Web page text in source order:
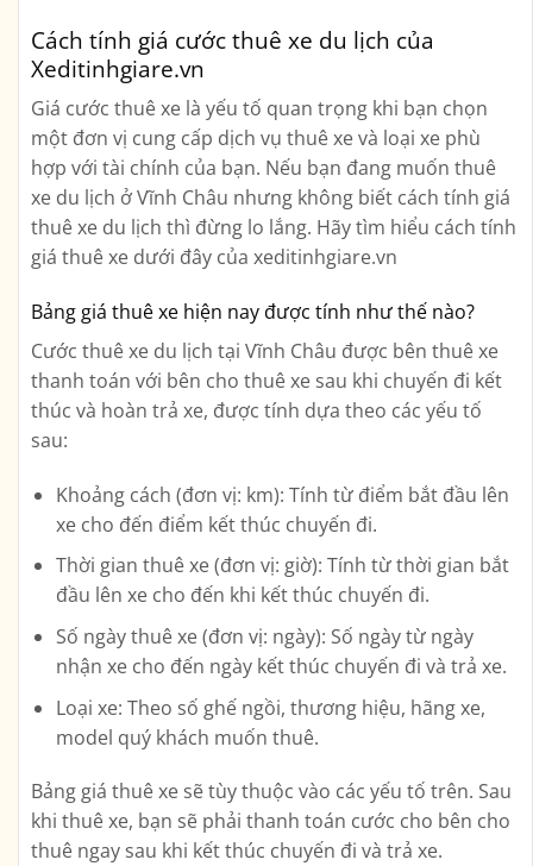
Cách tính giá cước thuê xe du lịch của
Xeditinhgiare.vn
Giá cước thuê xe là yếu tố quan trọng khi bạn chọn
một đơn vị cung cấp dịch vụ thuê xe và loại xe phù
hợp với tài chính của bạn. Nếu bạn đang muốn thuê
xe du lịch ở Vĩnh Châu nhưng không biết cách tính giá
thuê xe du lịch thì đừng lo lắng. Hãy tìm hiểu cách tính
giá thuê xe dưới đây của xeditinhgiare.vn
Bảng giá thuê xe hiện nay được tính như thế nào?
Cước thuê xe du lịch tại Vĩnh Châu được bên thuê xe
thanh toán với bên cho thuê xe sau khi chuyến đi kết
thúc và hoàn trả xe, được tính dựa theo các yếu tố
sau:
Khoảng cách (đơn vị: km): Tính từ điểm bắt đầu lên
xe cho đến điểm kết thúc chuyến đi.
Thời gian thuê xe (đơn vị: giờ): Tính từ thời gian bắt
đầu lên xe cho đến khi kết thúc chuyến đi.
Số ngày thuê xe (đơn vị: ngày): Số ngày từ ngày
nhận xe cho đến ngày kết thúc chuyến đi và trả xe.
Loại xe: Theo số ghế ngồi, thương hiệu, hãng xe,
model quý khách muốn thuê.
Bảng giá thuê xe sẽ tùy thuộc vào các yếu tố trên. Sau
khi thuê xe, bạn sẽ phải thanh toán cước cho bên cho
thuê ngay sau khi kết thúc chuyến đi và trả xe.